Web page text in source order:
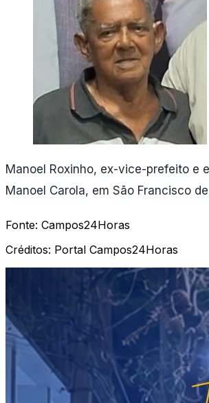
Manoel Roxinho, ex-vice-prefeito e
Manoel Carola, em São Francisco
Fonte: Campos24Horas
Créditos: Portal Campos24Horas